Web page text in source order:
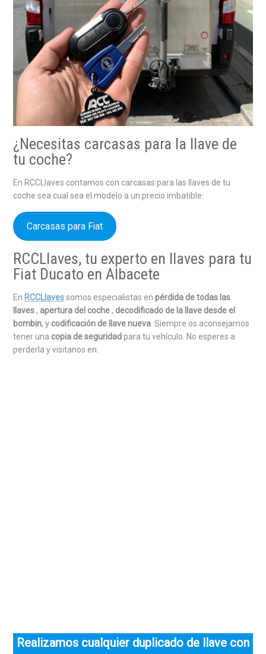
¿Necesitas carcasas para la llave de
tu coche?
En RCCLlaves contamos con carcasas para las llaves de tu
coche sea cual sea el modelo a un precio imbatible:
Carcasas para Fiat
RCCLlaves, tu experto en llaves para tu
Fiat Ducato en Albacete
En RCCLlavessomos especialistas enpérdida de todas las
llaves, apertura del coche, decodificado de la llave desde el
bombin, y codificación de llave nueva. Siempre os aconsejamos
tener una copia de seguridadpara tu vehículo. No esperes a
perderla y visitanos en:
Realizamos cualquier duplicado de llave con